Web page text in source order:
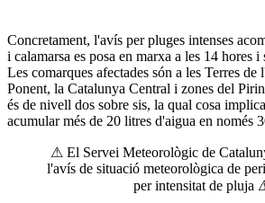
Concretament, l'avís per pluges intenses
i calamarsa es posa en marxa a les 14 hores
Les comarques afectades són a les Terres de
Ponent, la Catalunya Central i zones del
és de nivell dos sobre sis, la qual cosa
acumular més de 20 litres d'aigua en només
⚠ El Servei Meteorològic de
l'avís de situació meteorològica de
per intensitat de pluja